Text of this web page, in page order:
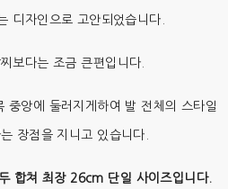
디자인으로 고안되었습니다.
보다는 조금 큰편입니다.
중앙에 둘러지게하여 발 전체의 스타일
장점을 지니고 있습니다.
합쳐 최장 26cm 단일 사이즈입니다.